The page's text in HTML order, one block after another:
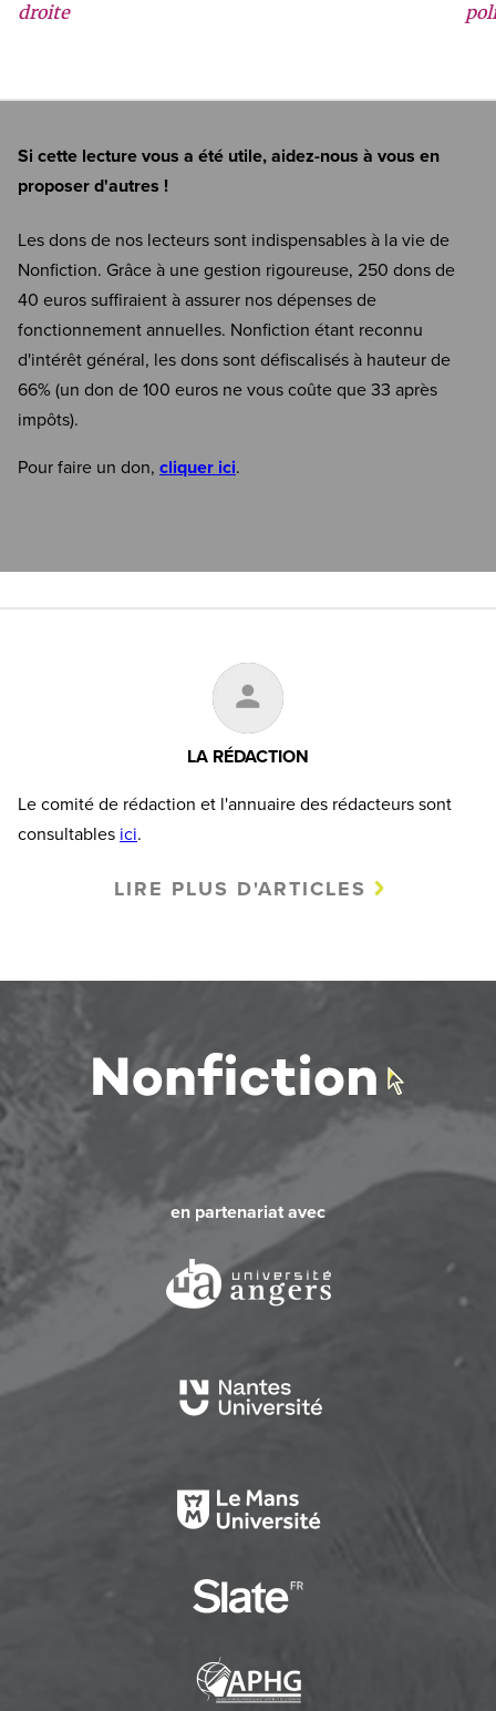
droite
Si cette lecture vous a été utile, aidez-nous à vous en
proposer d'autres !
Les dons de nos lecteurs sont indispensables à la vie de
Nonfiction. Grâce à une gestion rigoureuse, 250 dons de
40 euros suffiraient à assurer nos dépenses de
fonctionnement annuelles. Nonfiction étant reconnu
d'intérêt général, les dons sont défiscalisés à hauteur de
66% (un don de 100 euros ne vous coûte que 33 après
impôts).
Pour faire un don, cliquer ici.
LA RÉDACTION
Le comité de rédaction et l'annuaire des rédacteurs sont
consultables ici.
LIRE PLUS D'ARTICLES
en partenariat avec